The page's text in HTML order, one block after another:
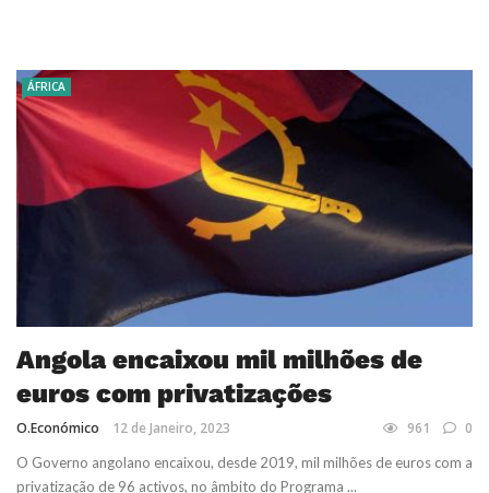
ÁFRICA
Angola encaixou mil milhões de
euros com privatizações
O.Económico 12 de Janeiro, 2023 961 0
O Governo angolano encaixou, desde 2019, mil milhões de euros com a
privatização de 96 activos, no âmbito do Programa ...